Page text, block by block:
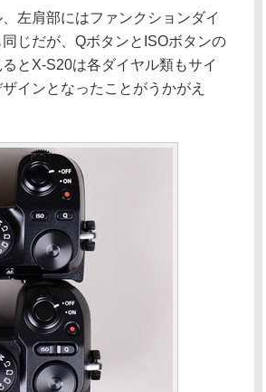
左肩部にはファンクションダイ
じだが、QボタンとISOボタンの
とX-S20は各ダイヤル類もサイ
インとなったことがうかがえ